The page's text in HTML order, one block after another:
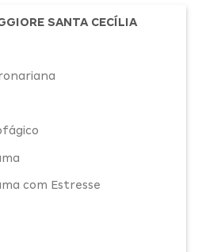
SANTA CECÍLIA
com Estresse